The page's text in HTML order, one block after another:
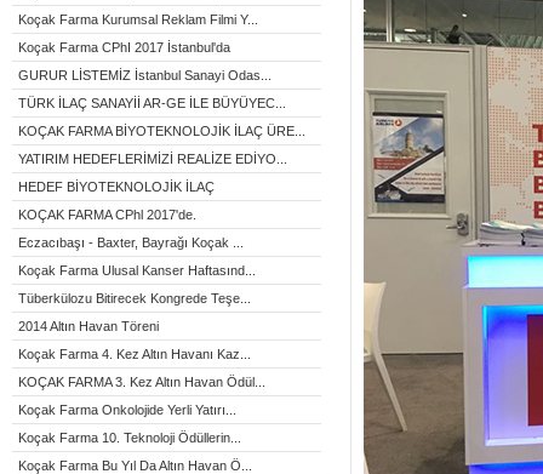
Koçak Farma Kurumsal Reklam Filmi Y...
Koçak Farma CPhI 2017 İstanbul'da
GURUR LİSTEMİZ İstanbul Sanayi Odas...
TÜRK İLAÇ SANAYİİ AR-GE İLE BÜYÜYEC...
KOÇAK FARMA BİYOTEKNOLOJİK İLAÇ ÜRE...
YATIRIM HEDEFLERİMİZİ REALİZE EDİYO...
HEDEF BİYOTEKNOLOJİK İLAÇ
KOÇAK FARMA CPhl 2017'de.
Eczacıbaşı - Baxter, Bayrağı Koçak ...
Koçak Farma Ulusal Kanser Haftasınd...
Tüberkülozu Bitirecek Kongrede Teşe...
2014 Altın Havan Töreni
Koçak Farma 4. Kez Altın Havanı Kaz...
KOÇAK FARMA 3. Kez Altın Havan Ödül...
Koçak Farma Onkolojide Yerli Yatırı...
Koçak Farma 10. Teknoloji Ödüllerin...
Koçak Farma Bu Yıl Da Altın Havan Ö...